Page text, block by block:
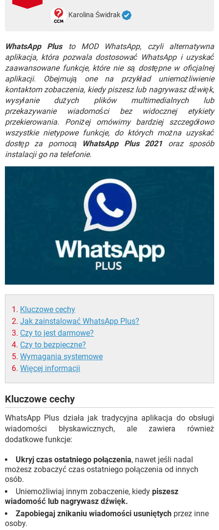
WINDOWS 10
Karolina Świdrak
WhatsApp Plus
to MOD WhatsApp, czyli alternatywna
aplikacja, która pozwala dostosować WhatsApp i uzyskać
zaawansowane funkcje, które nie są dostępne w oficjalnej
aplikacji. Obejmują one na przykład uniemożliwienie
kontaktom zobaczenia, kiedy piszesz lub nagrywasz dźwięk,
wysyłanie dużych plików multimedialnych lub
przekazywanie wiadomości bez widocznej etykiety
przekierowania. Poniżej omówimy bardziej szczegółowo
wszystkie nietypowe funkcje, do których można uzyskać
dostęp za pomocą WhatsApp Plus 2021 oraz sposób
instalacji go na telefonie.
Kluczowe cechy
Jak zainstalować WhatsApp Plus?
Czy to jest darmowe?
Czy to bezpieczne?
Wymagania systemowe
Więcej informacji
Kluczowe cechy
WhatsApp Plus działa jak tradycyjna aplikacja do obsługi
wiadomości błyskawicznych, ale zawiera również
dodatkowe funkcje:
Ukryj czas ostatniego połączenia, nawet jeśli nadal
możesz zobaczyć czas ostatniego połączenia od innych
osób.
Uniemożliwiaj innym zobaczenie, kiedy piszesz
wiadomość lub nagrywasz dźwięk.
Zapobiegaj znikaniu wiadomości usuniętych przez inne
osoby.